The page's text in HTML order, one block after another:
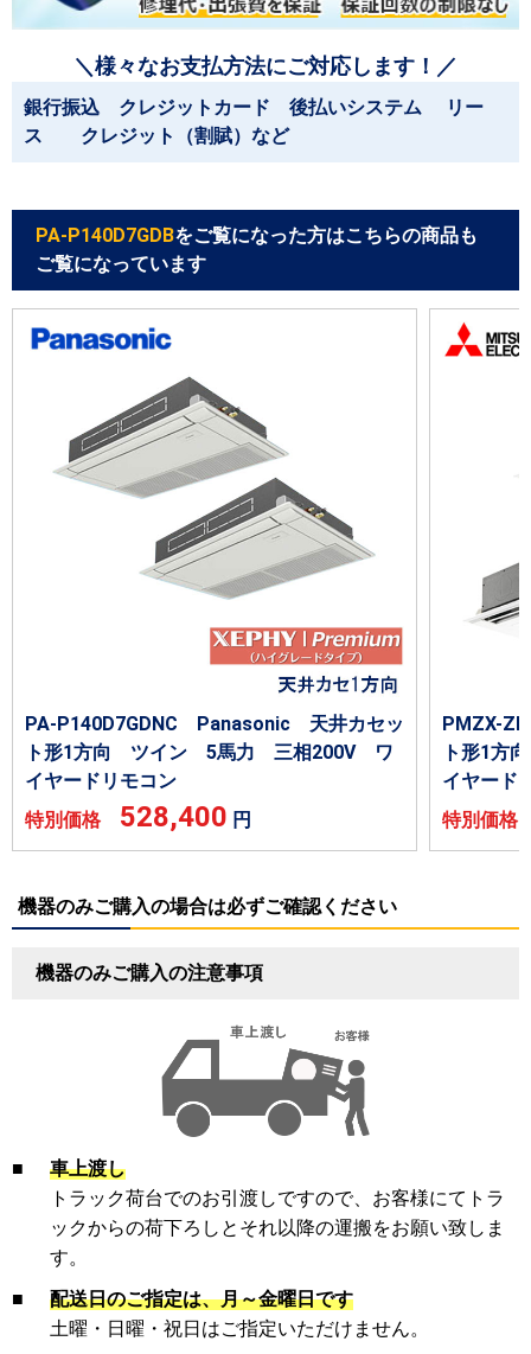
＼様々なお支払方法にご対応します！／
銀行振込 クレジットカード 後払いシステム リー
ス クレジット（割賦）など
PA-P140D7GDBをご覧になった方はこちらの商品も
ご覧になっています
PA-P140D7GDNC Panasonic 天井カセッ
ト形1方向 ツイン 5馬力 三相200V ワ
イヤードリモコン
特別価格 528,400 円
PMZX-
ト形1
イヤード
特別価
機器のみご購入の場合は必ずご確認ください
機器のみご購入の注意事項
■
車上渡し
トラック荷台でのお引渡しですので、お客様にてトラ
ックからの荷下ろしとそれ以降の運搬をお願い致しま
す。
■
配送日のご指定は、月～金曜日です
土曜・日曜・祝日はご指定いただけません。